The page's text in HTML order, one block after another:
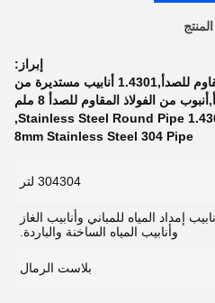
إبراز:
أنابيب مستديرة من الفولاذ المقاوم للصدأ,1.4301 أنابيب مستديرة من
من الفولاذ المقاوم للصدأ 8 ملم
1.4301 Stainless
,
8mm Stainless Steel 304 Pipe
304304 لتر
إمداد المياه للمباني وأنابيب الغاز
وأنابيب المياه الساخنة والباردة.
بلاست الرمال